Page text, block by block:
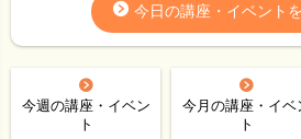
今日の講座・イベント
今週の講座・イベン
ト
今月の講座・イベ
ト